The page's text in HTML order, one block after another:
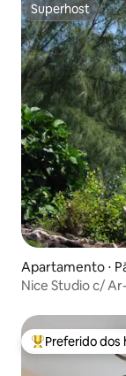
Superhost
Superhost
Apartamento ⋅
Nice Studio c/
Entre os
Preferido dos